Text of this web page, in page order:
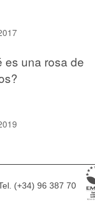
es una rosa de
(+34) 96 387 70